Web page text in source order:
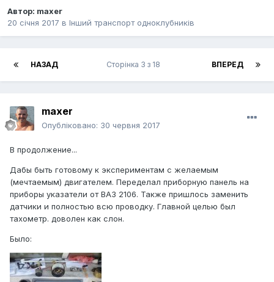
Автор: maxer
20 січня 2017 в Інший транспорт одноклубників
НАЗАД ВПЕРЕД
Сторінка 3 з 18
maxer
Опубліковано: 30 червня 2017
В продолжение...
Дабы быть готовому к экспериментам с желаемым
(мечтаемым) двигателем. Переделал приборную панель на
приборы указатели от ВАЗ 2106. Также пришлось заменить
датчики и полностью всю проводку. Главной целью был
тахометр. доволен как слон.
Было: